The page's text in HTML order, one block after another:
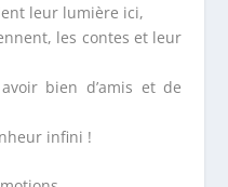
leur lumière ici,
les contes et leur
bien d’amis et de
infini !